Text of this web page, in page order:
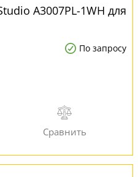
A3007PL-1WH для
По запросу